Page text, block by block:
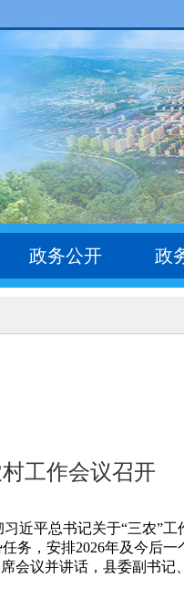
政务公开 政
工作会议召开
平总书记关于“三农”工
务，安排2026年及今后
会议并讲话，县委副书